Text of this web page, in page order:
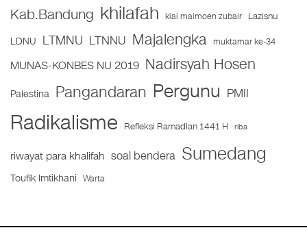
Kab.Bandung khilafah kiai maimoen zubair
Lazisnu
LDNU LTMNU LTNNU Majalengka muktamar ke-34
MUNAS-KONBES NU 2019 Nadirsyah Hosen
Palestina Pangandaran Pergunu PMII
Radikalisme Refleksi Ramadlan 1441 H riba
riwayat para khalifah soal bendera Sumedang
Toufik Imtikhani Warta